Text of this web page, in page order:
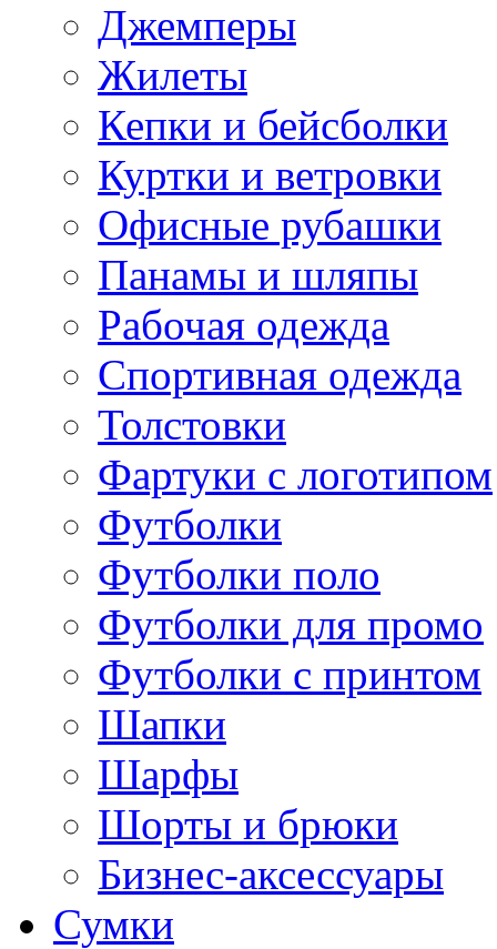
Джемперы
Жилеты
Кепки и бейсболки
Куртки и ветровки
Офисные рубашки
Панамы и шляпы
Рабочая одежда
Спортивная одежда
Толстовки
Фартуки с логотипом
Футболки
Футболки поло
Футболки для промо
Футболки с принтом
Шапки
Шарфы
Шорты и брюки
Бизнес-аксессуары
Сумки